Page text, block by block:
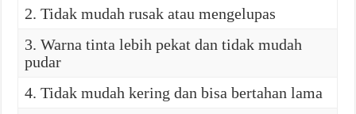
2. Tidak mudah rusak atau mengelupas
3. Warna tinta lebih pekat dan tidak mudah
pudar
4. Tidak mudah kering dan bisa bertahan lama